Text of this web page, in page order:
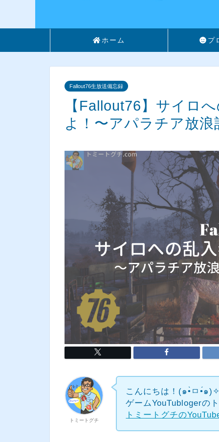
ホーム プ
Fallout76生放送備忘録
【Fallout76】サイロ
よ！〜アパラチア放
トミートグチ
こんにちは！(๑•̀ㅁ•́๑
ゲームYouTublogerの
トミートグチの